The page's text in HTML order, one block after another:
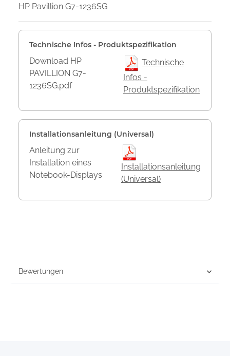
HP Pavillion G7-1236SG
Technische Infos - Produktspezifikation
Download HP
PAVILLION G7-
1236SG.pdf
Technische
Infos -
Produktspezifikation
Installationsanleitung (Universal)
Anleitung zur
Installation eines
Notebook-Displays
Installationsanleitung
(Universal)
Bewertungen